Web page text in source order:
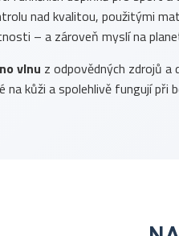
nad kvalitou, použitými
– a zároveň myslí na
vlnu z odpovědných zdrojů a
kůži a spolehlivě fungují při